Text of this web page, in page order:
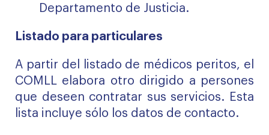
Departamento de Justicia.
Listado para particulares
A partir del listado de médicos peritos, el
COMLL elabora otro dirigido a persones
que deseen contratar sus servicios. Esta
lista incluye sólo los datos de contacto.